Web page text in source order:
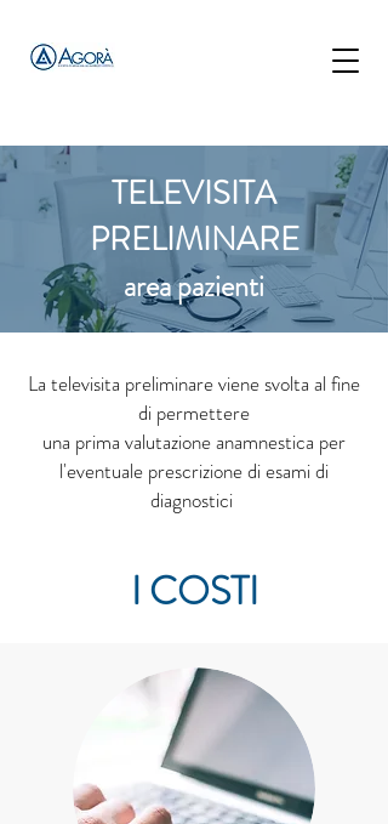
TELEVISITA
PRELIMINARE
area pazienti
La televisita preliminare viene svolta al fine
di permettere
una prima valutazione anamnestica per
l'eventuale prescrizione di esami di
diagnostici
I COSTI